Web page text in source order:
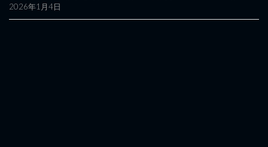
2026年1月4日